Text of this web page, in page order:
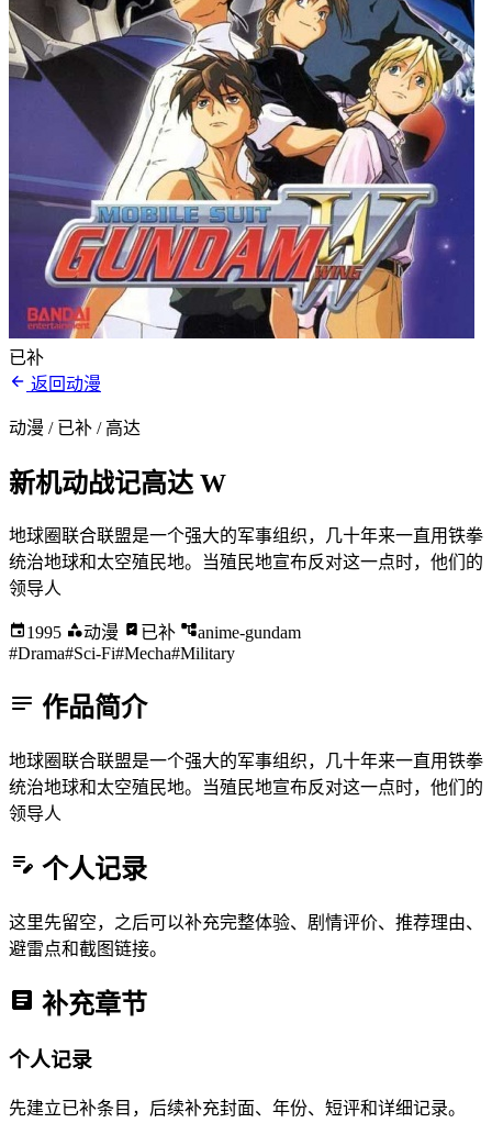
已补
返回动漫
动漫 / 已补 / 高达
新机动战记高达 W
地球圈联合联盟是一个强大的军事组织，几十年来一直用铁拳
统治地球和太空殖民地。当殖民地宣布反对这一点时，他们的
领导人
1995 动漫 已补
anime-gundam
#Drama#Sci-Fi#Mecha#Military
作品简介
地球圈联合联盟是一个强大的军事组织，几十年来一直用铁拳
统治地球和太空殖民地。当殖民地宣布反对这一点时，他们的
领导人
个人记录
这里先留空，之后可以补充完整体验、剧情评价、推荐理由、
避雷点和截图链接。
补充章节
个人记录
先建立已补条目，后续补充封面、年份、短评和详细记录。